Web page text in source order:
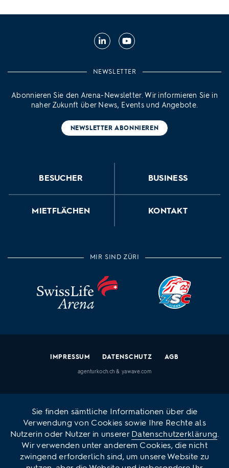
Linkedin
NEWSLETTER
Abonnieren Sie den Arena-Newsletter. Wir informieren Sie in
naher Zukunft über News, Events und Angebote.
NEWSLETTER ABONNIEREN
BESUCHER BUSINESS
MIETFLÄCHEN KONTAKT
MIR SIND ZÜRI
IMPRESSUM DATENSCHUTZ AGB
agenturkoch.ch &yawave.com
Sie finden sämtliche Informationen über die
Verwendung von Cookies sowie Ihre Rechte als
Nutzerin oder Nutzer in unserer Datenschutzerklärung
Wir verwenden unter anderem Cookies, die nicht
zwingend erforderlich sind, um unsere Website zu